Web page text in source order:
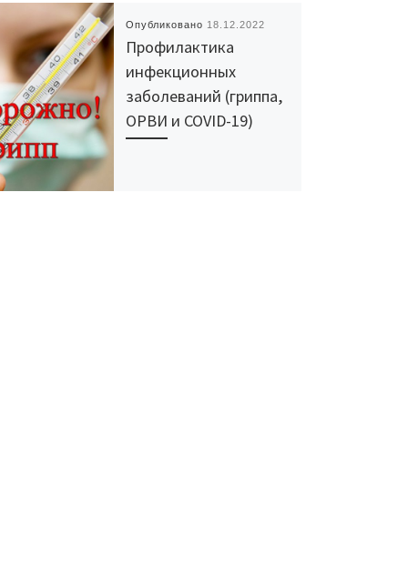
Опубликовано 18.12.2022
Профилактика
инфекционных
заболеваний (гриппа,
ОРВИ и COVID-19)